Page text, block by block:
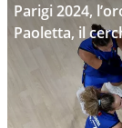
Parigi 2024,
Paoletta, il